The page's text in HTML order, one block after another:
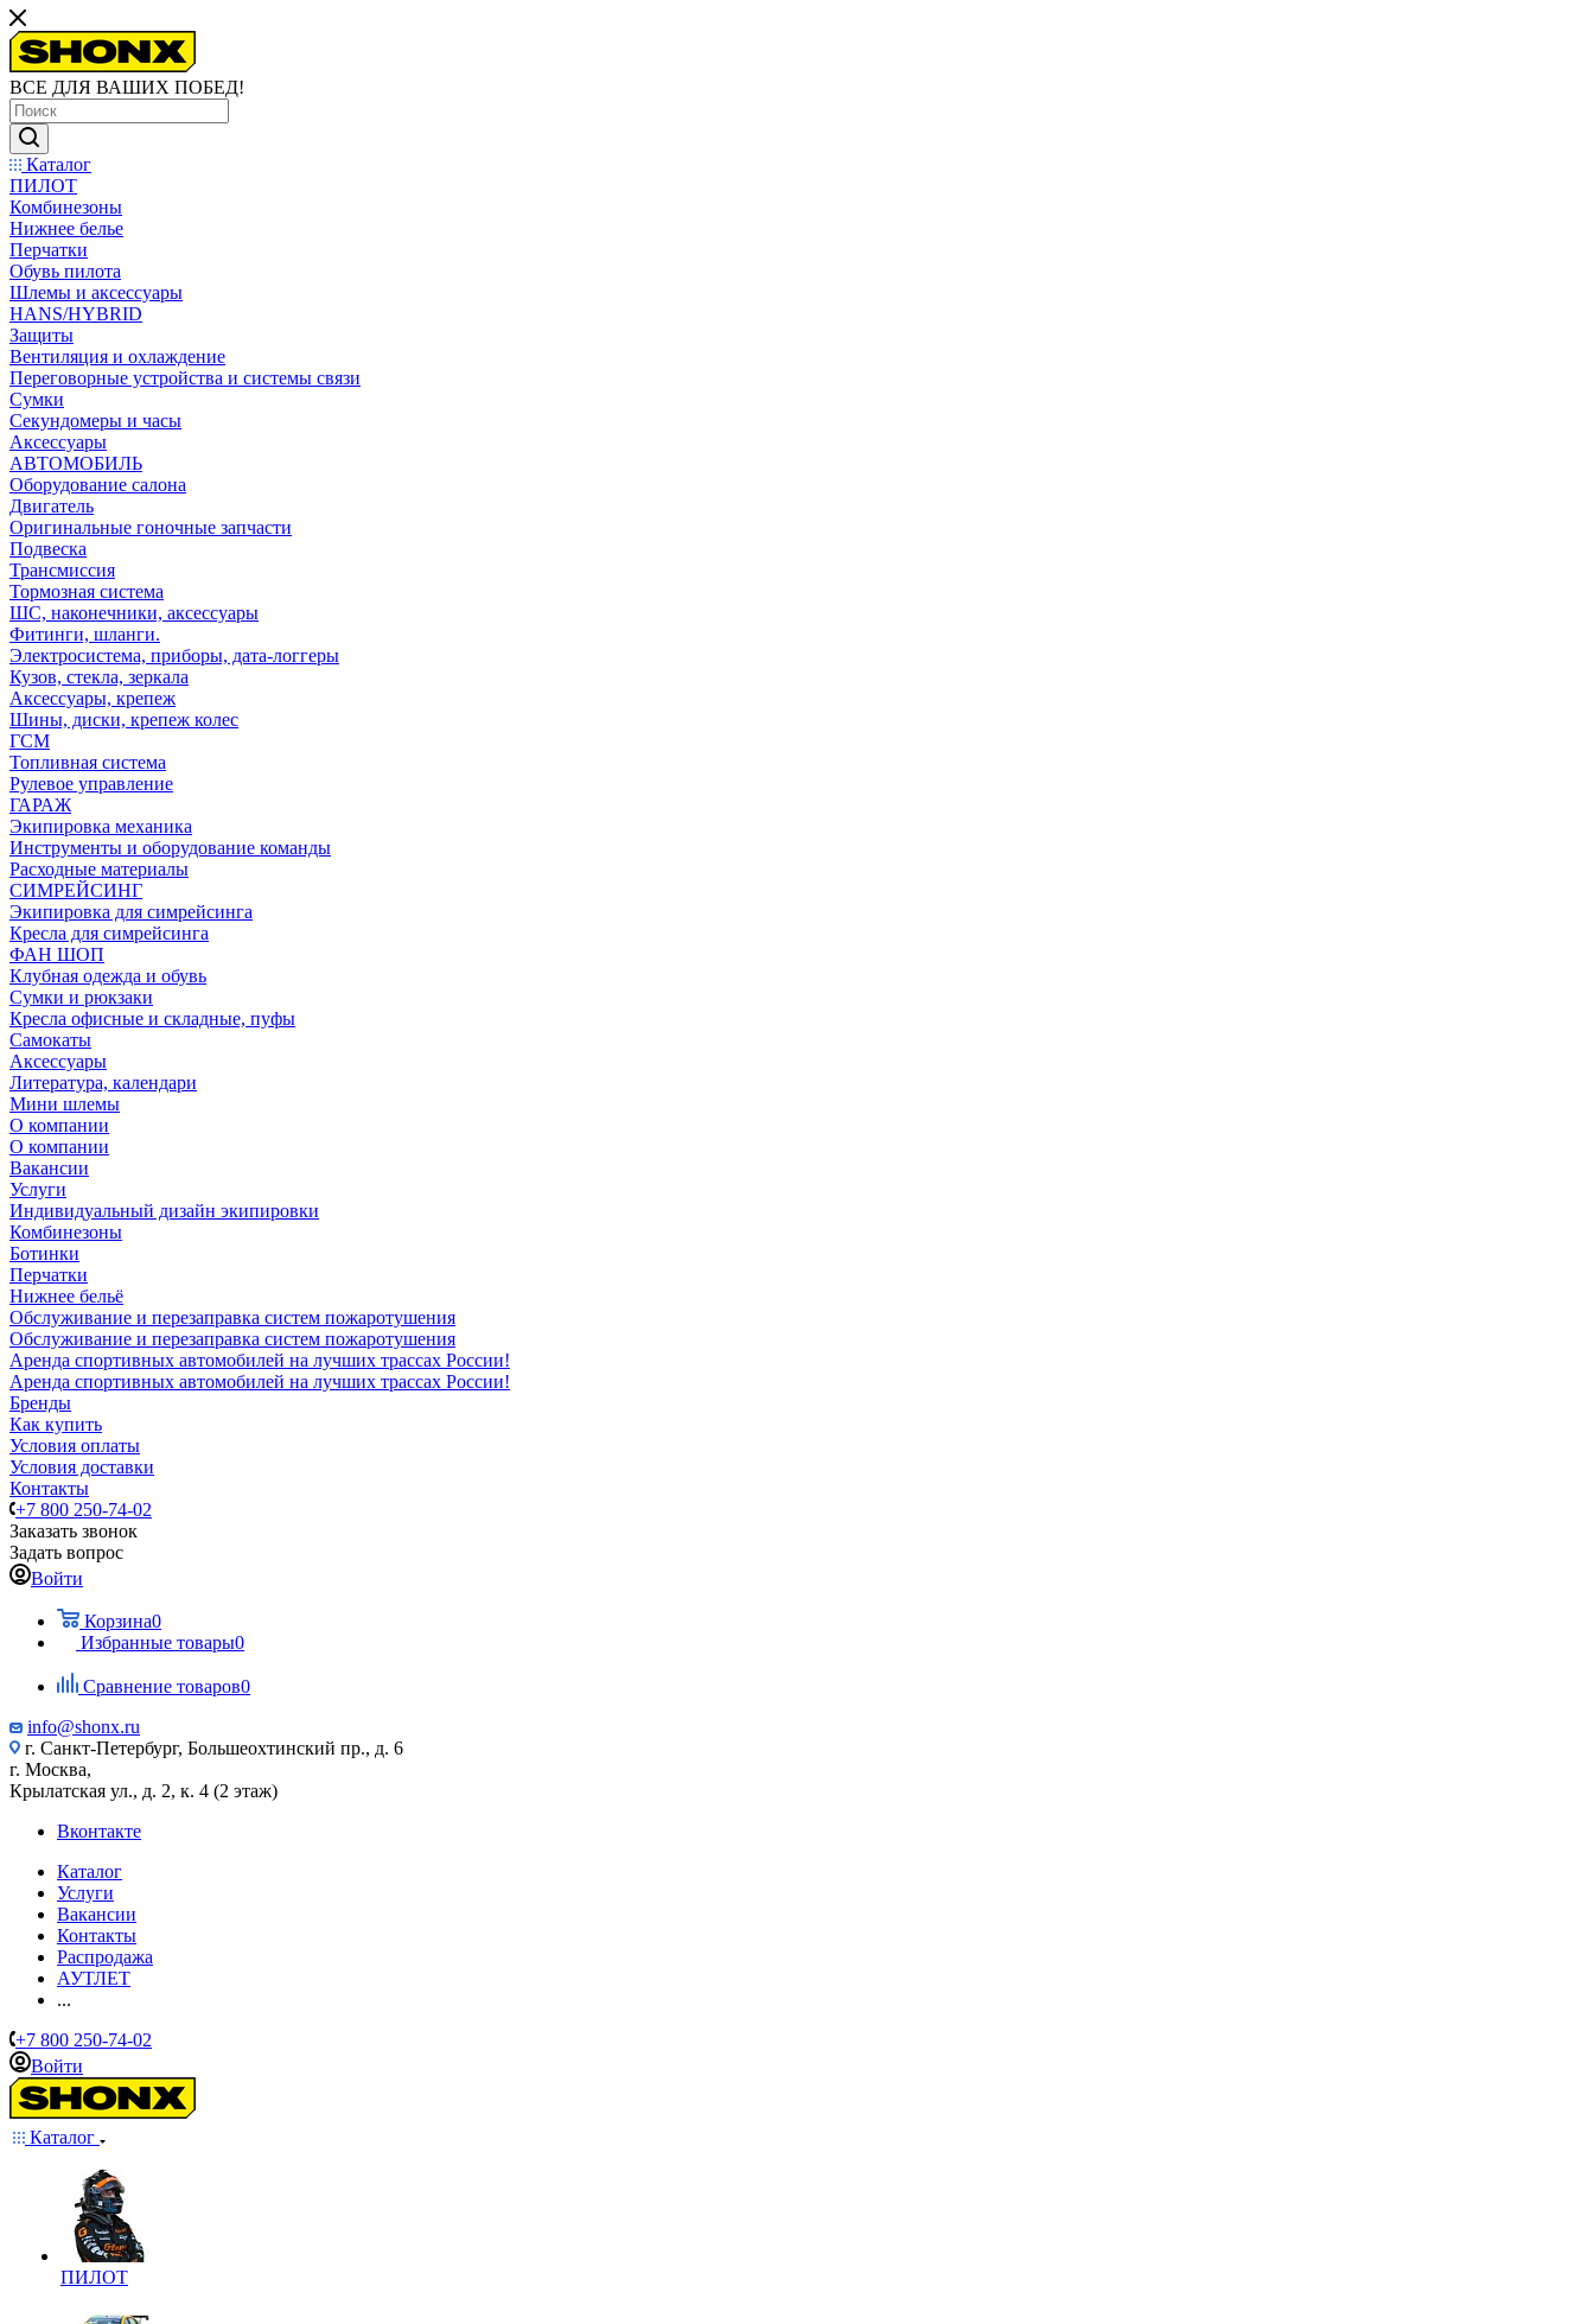
ВСЕ ДЛЯ ВАШИХ ПОБЕД!
Каталог
ПИЛОТ
Комбинезоны
Нижнее белье
Перчатки
Обувь пилота
Шлемы и аксессуары
HANS/HYBRID
Защиты
Вентиляция и охлаждение
Переговорные устройства и системы связи
Сумки
Секундомеры и часы
Аксессуары
АВТОМОБИЛЬ
Оборудование салона
Двигатель
Оригинальные гоночные запчасти
Подвеска
Трансмиссия
Тормозная система
ШС, наконечники, аксессуары
Фитинги, шланги.
Электросистема, приборы, дата-логгеры
Кузов, стекла, зеркала
Аксессуары, крепеж
Шины, диски, крепеж колес
ГСМ
Топливная система
Рулевое управление
ГАРАЖ
Экипировка механика
Инструменты и оборудование команды
Расходные материалы
СИМРЕЙСИНГ
Экипировка для симрейсинга
Кресла для симрейсинга
ФАН ШОП
Клубная одежда и обувь
Сумки и рюкзаки
Кресла офисные и складные, пуфы
Самокаты
Аксессуары
Литература, календари
Мини шлемы
О компании
О компании
Вакансии
Услуги
Индивидуальный дизайн экипировки
Комбинезоны
Ботинки
Перчатки
Нижнее бельё
Обслуживание и перезаправка систем пожаротушения
Обслуживание и перезаправка систем пожаротушения
Аренда спортивных автомобилей на лучших трассах России!
Аренда спортивных автомобилей на лучших трассах России!
Бренды
Как купить
Условия оплаты
Условия доставки
Контакты
+7 800 250-74-02
Заказать звонок
Задать вопрос
Войти
Корзина0
Избранные товары0
Сравнение товаров0
info@shonx.ru
г. Санкт-Петербург, Большеохтинский пр., д. 6
г. Москва,
Крылатская ул., д. 2, к. 4 (2 этаж)
Вконтакте
Каталог
Услуги
Вакансии
Контакты
Распродажа
АУТЛЕТ
...
+7 800 250-74-02
Войти
Каталог
ПИЛОТ